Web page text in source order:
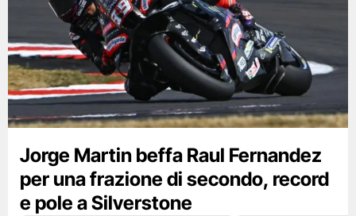
Jorge Martin beffa Raul Fernandez
per una frazione di secondo, record
e pole a Silverstone